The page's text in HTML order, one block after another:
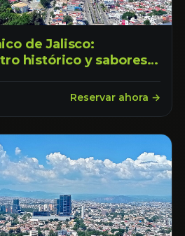
de Jalisco:
histórico y sabores
Reservar ahora →